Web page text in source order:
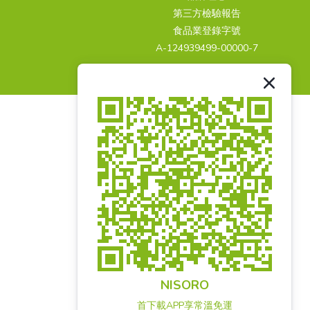
第三方檢驗報告
食品業登錄字號
A-124939499-00000-7
NISORO
首下載APP享常溫免運